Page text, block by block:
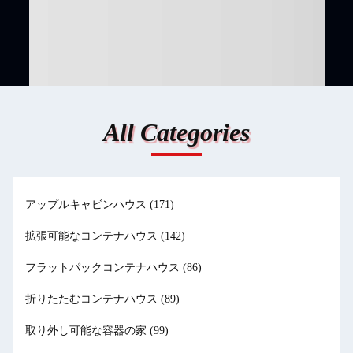
All Categories
アップルキャビンハウス (171)
拡張可能なコンテナハウス (142)
フラットパックコンテナハウス (86)
折りたたむコンテナハウス (89)
取り外し可能な容器の家 (99)